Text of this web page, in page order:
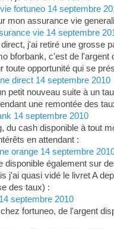
mon assurance vie
j'ai retiré une grosse
bforbank, c'est de l'argent
toute opportunité qui se
petit nouveau suite à un
une remontée des
du cash disponible à tout
en attendant :
disponible également sur
j'ai quasi vidé le livret A
des taux) :
fortuneo, de l'argent